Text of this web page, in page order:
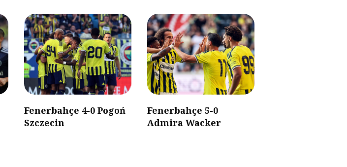
Fenerbahçe 4-0 Pogoń
Szczecin
Fenerbahçe 5-0
Admira Wacker